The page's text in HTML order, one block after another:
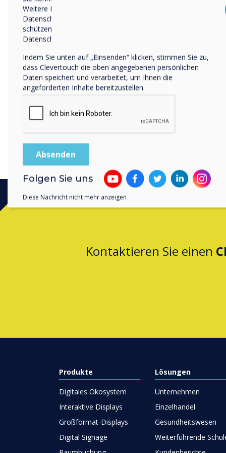
Clevertouch’s full
Head of Customer
Kontaktieren Sie einen
Produkte
Digitales Ökosystem
Interaktive Displays
Großformat-Displays
Digital Signage
Lösungen
Unternehmen
Einzelhandel
Gesundheitswesen
Weiterführende
Weitere Informationen zum Abbestellen, zu unseren
Datenschutzverfahren und dazu, wie wir Ihre Privatsphäre
schützen und respektieren, finden Sie in unserer
Datenschutzrichtlinie.
Indem Sie unten auf „Einsenden“ klicken, stimmen Sie zu,
dass Clevertouch die oben angegebenen persönlichen
Daten speichert und verarbeitet, um Ihnen die
angeforderten Inhalte bereitzustellen.
Folgen Sie uns
Diese Nachricht nicht mehr anzeigen